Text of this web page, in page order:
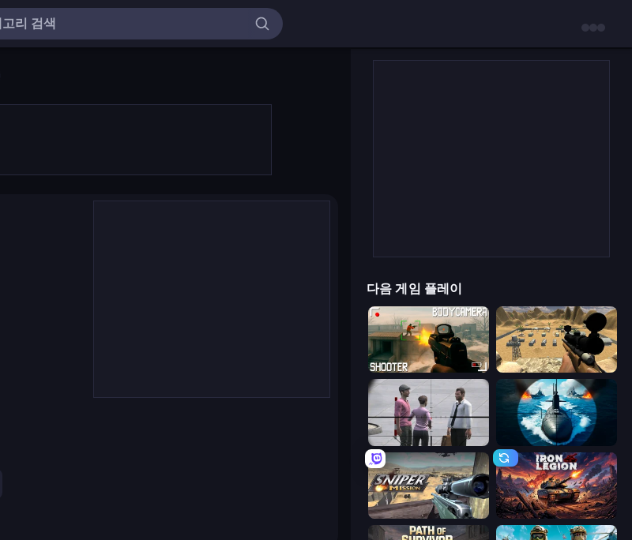
다음 게임 플레이
BodyCamera Shooter Ghost Sniper
Ships Battlefield 3D
Sniper Mission Iron Legion